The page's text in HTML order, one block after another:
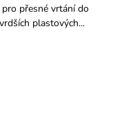
přesné vrtání do
plastových...